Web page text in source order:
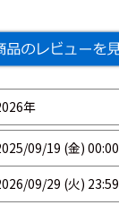
年
09/19 (金) 00:00
09/29 (火) 23:59